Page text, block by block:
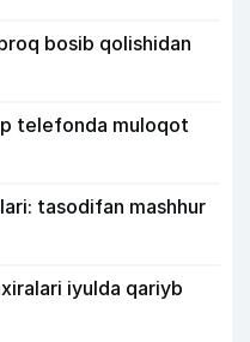
bosib qolishidan
telefonda muloqot
tasodifan mashhur
iyulda qariyb